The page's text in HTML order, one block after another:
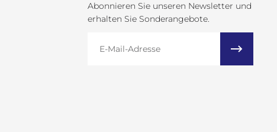
Abonnieren Sie unseren Newsletter und
erhalten Sie Sonderangebote.